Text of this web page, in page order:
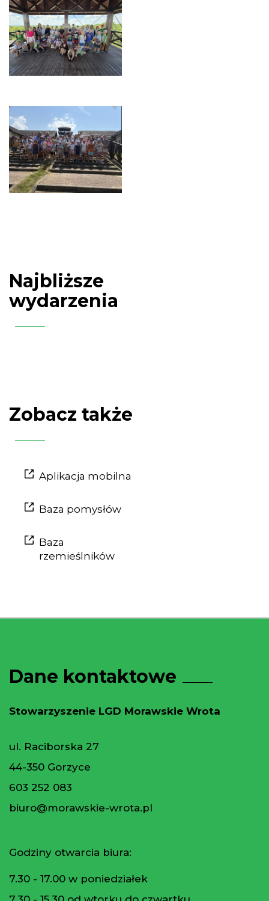
Najbliższe
wydarzenia
Zobacz także
Aplikacja mobilna
Baza pomysłów
Baza
rzemieślników
Dane kontaktowe
Stowarzyszenie LGD Morawskie Wrota
ul. Raciborska 27
44-350 Gorzyce
603 252 083
biuro@morawskie-wrota.pl
Godziny otwarcia biura:
7.30 - 17.00 w poniedziałek